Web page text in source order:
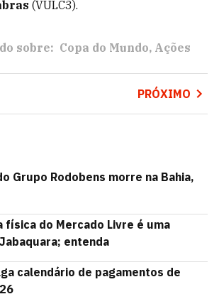
(VULC3).
sobre: Copa do Mundo Ações
PRÓXIMO
Grupo Rodobens morre na Bahia,
física do Mercado Livre é uma
entenda
calendário de pagamentos de